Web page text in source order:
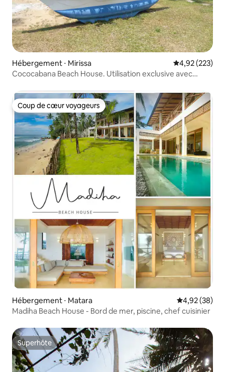
Hébergement ⋅ Mirissa Évaluation
4,92 (223)
Cococabana Beach House. Utilisation exclusive avec
Coup de cœur voyageurs
Coup de cœur voyageurs
Hébergement ⋅ Matara Évaluation
4,92 (38)
Madiha Beach House - Bord de mer, piscine, chef cuisinier
Superhôte
Superhôte